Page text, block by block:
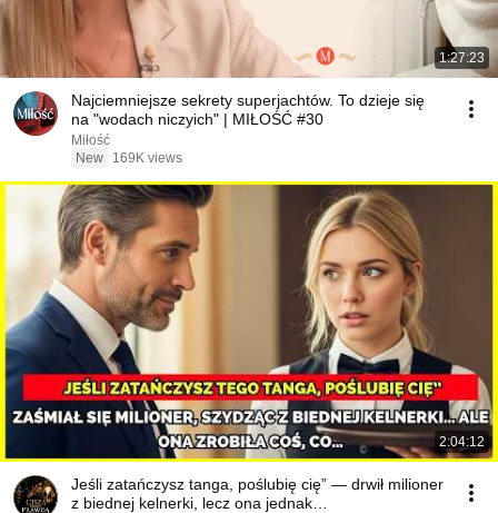
1:27:23
Najciemniejsze sekrety superjachtów. To dzieje się
na "wodach niczyich" | MIŁOŚĆ #30
Miłość
New
169K views
2:04:12
Jeśli zatańczysz tanga, poślubię cię” — drwił milioner
z biednej kelnerki, lecz ona jednak…